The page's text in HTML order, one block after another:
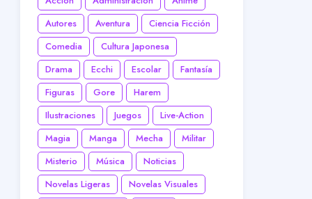
Autores
Aventura
Ciencia Ficción
Comedia
Cultura Japonesa
Drama
Ecchi Escolar
Fantasía
Figuras
Gore
Harem
Ilustraciones
Juegos
Live-Action
Magia
Manga Mecha
Militar
Misterio
Música
Noticias
Novelas Ligeras
Novelas Visuales